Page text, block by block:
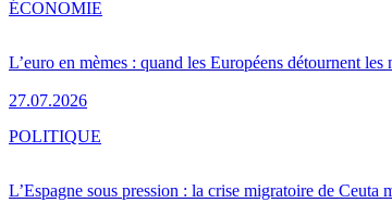
L’euro en mèmes : quand les Européens détournent
27.07.2026
ÉCONOMIE
L’Espagne sous pression : la crise migratoire de Ceuta
POLITIQUE